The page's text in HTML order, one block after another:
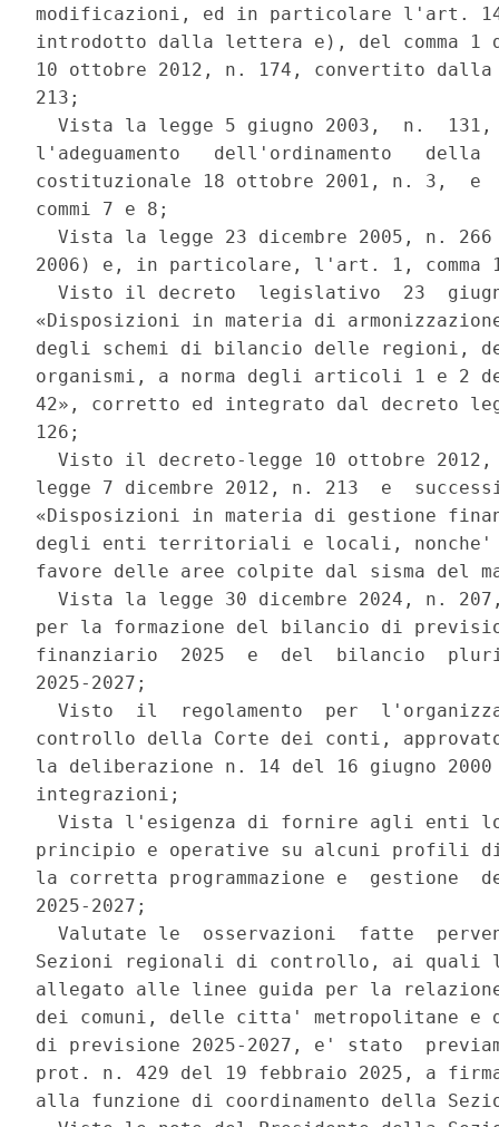
modificazioni, ed in particolare l'art.
introdotto dalla lettera e), del comma
10 ottobre 2012, n. 174, convertito dalla
213;
Vista la legge 5 giugno 2003,  n.
l'adeguamento   dell'ordinamento
costituzionale 18 ottobre 2001, n. 3,
commi 7 e 8;
Vista la legge 23 dicembre 2005, n.
2006) e, in particolare, l'art. 1, comma
Visto il decreto  legislativo  23
«Disposizioni in materia di
degli schemi di bilancio delle regioni,
organismi, a norma degli articoli 1 e 2
42», corretto ed integrato dal decreto
126;
Visto il decreto-legge 10 ottobre
legge 7 dicembre 2012, n. 213  e
«Disposizioni in materia di gestione
degli enti territoriali e locali,
favore delle aree colpite dal sisma del
Vista la legge 30 dicembre 2024, n.
per la formazione del bilancio di
finanziario  2025  e  del  bilancio
2025-2027;
Visto  il  regolamento  per
controllo della Corte dei conti,
la deliberazione n. 14 del 16 giugno
integrazioni;
Vista l'esigenza di fornire agli enti
principio e operative su alcuni profili
la corretta programmazione e  gestione
2025-2027;
Valutate le  osservazioni  fatte
Sezioni regionali di controllo, ai quali
allegato alle linee guida per la
dei comuni, delle citta' metropolitane e
di previsione 2025-2027, e' stato
prot. n. 429 del 19 febbraio 2025, a
alla funzione di coordinamento della